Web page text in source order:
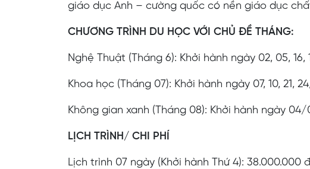
giáo dục Anh – cường quốc có nền giáo dục
CHƯƠNG TRÌNH DU HỌC VỚI CHỦ ĐỀ THÁNG:
Nghệ Thuật (Tháng 6): Khởi hành ngày 02, 05, 16,
Khoa học (Tháng 07): Khởi hành ngày 07, 10, 21,
Không gian xanh (Tháng 08): Khởi hành ngày 04/
LỊCH TRÌNH/ CHI PHÍ
Lịch trình 07 ngày (Khởi hành Thứ 4): 38.000.000